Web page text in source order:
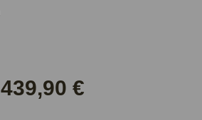
439,90 €